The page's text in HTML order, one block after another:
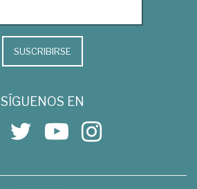
SUSCRIBIRSE
SÍGUENOS EN